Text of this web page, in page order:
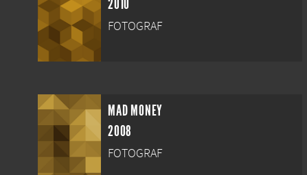
2010
FOTOGRAF
MAD MONEY
2008
FOTOGRAF